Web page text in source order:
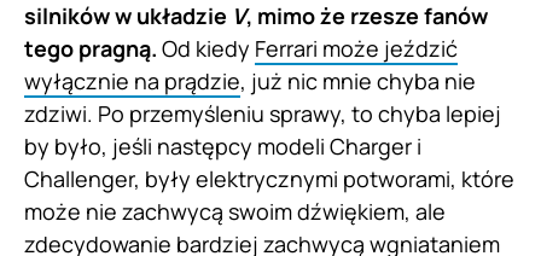
silników w układzie V, mimo że rzesze fanów
tego pragną. Od kiedy Ferrari może jeździć
wyłącznie na prądzie, już nic mnie chyba nie
zdziwi. Po przemyśleniu sprawy, to chyba lepiej
by było, jeśli następcy modeli Charger i
Challenger, były elektrycznymi potworami, które
może nie zachwycą swoim dźwiękiem, ale
zdecydowanie bardziej zachwycą wgniataniem